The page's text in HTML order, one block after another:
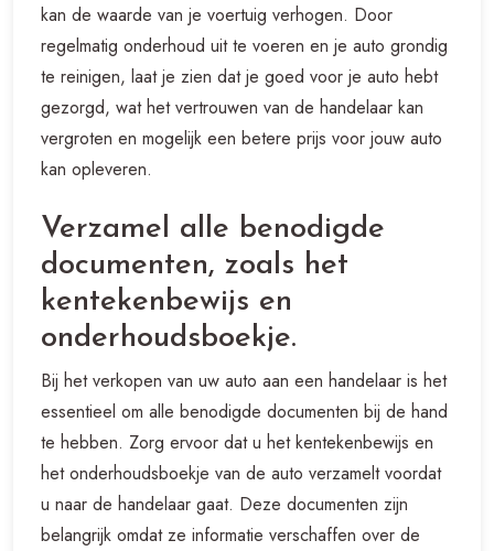
kan de waarde van je voertuig verhogen. Door
regelmatig onderhoud uit te voeren en je auto grondig
te reinigen, laat je zien dat je goed voor je auto hebt
gezorgd, wat het vertrouwen van de handelaar kan
vergroten en mogelijk een betere prijs voor jouw auto
kan opleveren.
Verzamel alle benodigde
documenten, zoals het
kentekenbewijs en
onderhoudsboekje.
Bij het verkopen van uw auto aan een handelaar is het
essentieel om alle benodigde documenten bij de hand
te hebben. Zorg ervoor dat u het kentekenbewijs en
het onderhoudsboekje van de auto verzamelt voordat
u naar de handelaar gaat. Deze documenten zijn
belangrijk omdat ze informatie verschaffen over de